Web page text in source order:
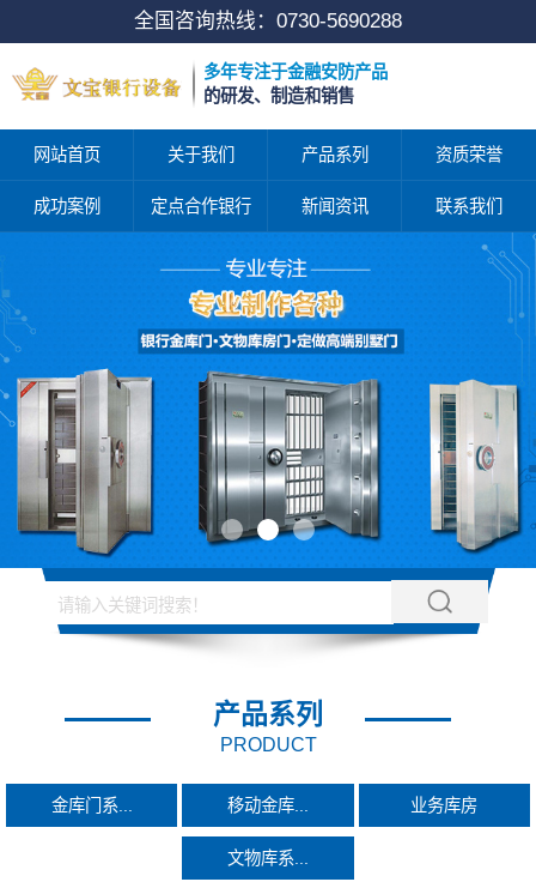
全国咨询热线： 0730-5690288
多年专注于金融安防产品
的研发、制造和销售
网站首页 关于我们 产品系列 资质荣誉
成功案例 定点合作银行 新闻资讯 联系我们
产品系列
PRODUCT
金库门系... 移动金库... 业务库房
文物库系...